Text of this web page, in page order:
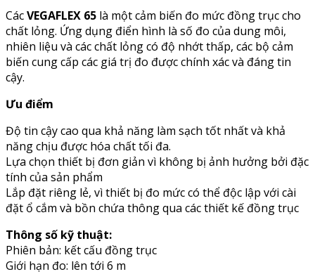
CácVEGAFLEX 65 là một cảm biến đo mức đồng trục cho
chất lỏng. Ứng dụng điển hình là số đo của dung môi,
nhiên liệu và các chất lỏng có độ nhớt thấp, các bộ cảm
biến cung cấp các giá trị đo được chính xác và đáng tin
cậy.
Ưu điểm
Độ tin cậy cao qua khả năng làm sạch tốt nhất và khả
năng chịu được hóa chất tối đa.
Lựa chọn thiết bị đơn giản vì không bị ảnh hưởng bởi đặc
tính của sản phẩm
Lắp đặt riêng lẻ, vì thiết bị đo mức có thể độc lập với cài
đặt ổ cắm và bồn chứa thông qua các thiết kế đồng trục
Thông số kỹ thuật:
Phiên bản: kết cấu đồng trục
Giới hạn đo: lên tới 6 m